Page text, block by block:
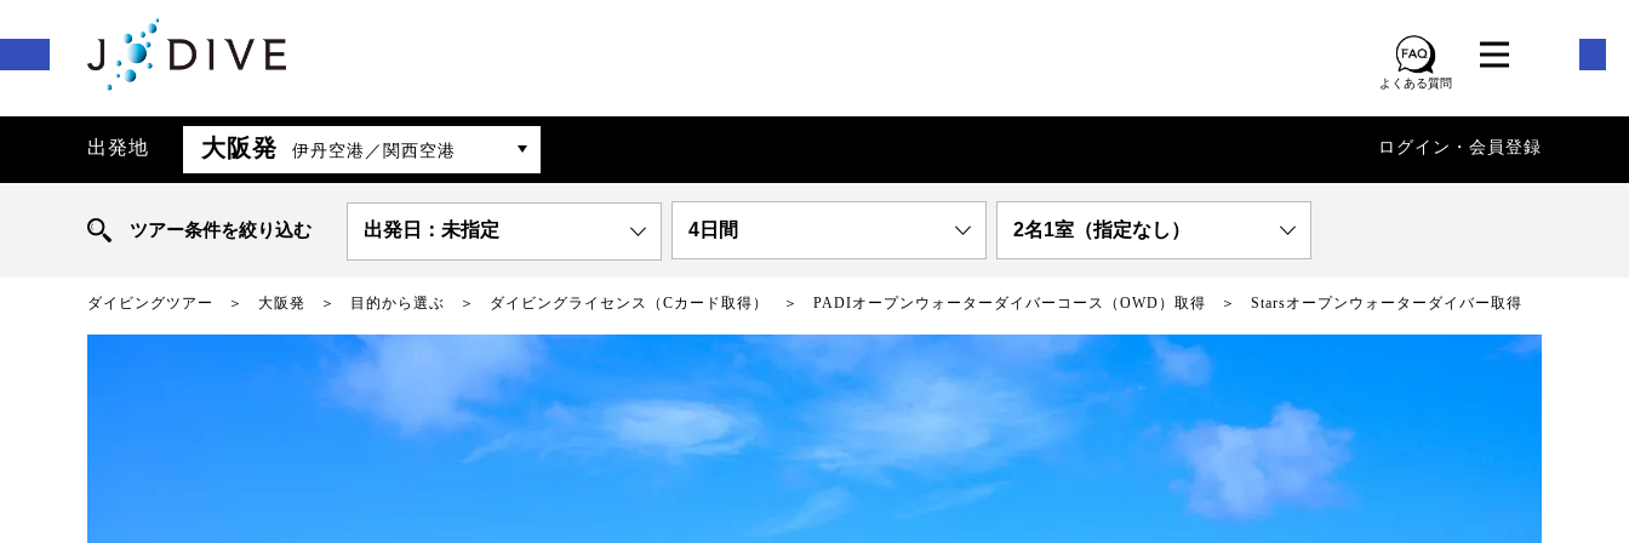
よくある質問
出発地 大阪発 伊丹空港／関西空港 ログイン・会員登録
ツアー条件を絞り込む 出発日：未指定 4日間 2名1室（指定なし）
ダイビングツアー 大阪発 目的から選ぶ ダイビングライセンス（Cカード取得） PADIオープンウォーターダイバーコース（OWD）取得 Starsオープンウォーターダイバー取得